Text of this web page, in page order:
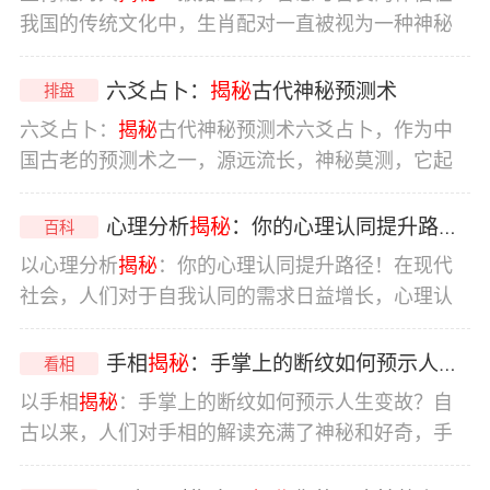
分，它揭示了一个人在婚姻方面的命运和趋势，本
文将详细介绍六壬排盘中婚姻走向的解析方法，帮
的基本原理六壬排盘的基本原理是根据天干地支、
五行
我国的传统文化中，生肖配对一直被视为一种神秘
而有趣的现象，人们相信，通过生肖配对，可以揭
示人与人之间的性格特点、相处模式以及潜在的关
系发展，我们将深入探讨猴猪组合，揭示这一智慧
与善良的伴侣之间的奇妙关系。主体：让我们来了
解一下猴和猪的性格特点，猴子聪明、机智、灵
由自在的生活，追求新鲜感和刺激，而猪则温和、
善良、
排盘 六爻占卜： 揭秘古代神秘预测术
六爻占卜： 揭秘古代神秘预测术六爻占卜，作为中
国古老的预测术之一，源远流长，神秘莫测，它起
源于易经，经过数千年的演变和发展，形成了独特
的预测体系，本文将从六爻占卜的起源、原理、应
用等方面进行揭秘
，以期为读者揭开这一神秘预测
术的面纱。主体六爻占卜的起源六爻占卜起源于易
经，是中国古代哲学、文化的重要组成部分，易经
为“群经之首，大道之源”，六爻占卜作为易经的核心
百科 心理分析揭秘：你的心理认同提升路径！
以心理分析揭秘：你的心理认同提升路径！在现代
社会，人们对于自我认同的需求日益增长，心理认
同是指个体对自己身份、角色、价值观等方面的认
知和接受，它不仅关乎个体的心理健康，也影响着
个体在社会中的行为和互动，本文将从心理分析的
角度，揭秘心理认同的提升路径，帮助读者更好地
理解自我，提升心理认同。主体：自我认知与心理
看相 手相揭秘：手掌上的断纹如何预示人生变故？
以手相揭秘：手掌上的断纹如何预示人生变故？自
古以来，人们对手相的解读充满了神秘和好奇，手
掌上的断纹，如同人生的轨迹，记录着我们的喜怒